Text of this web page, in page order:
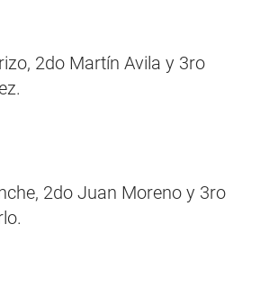
2do Martín Avila y 3ro
2do Juan Moreno y 3ro